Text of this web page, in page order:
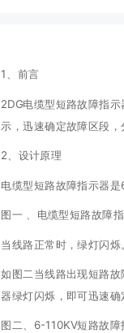
1、前言
2DG电缆型短路故障指
示，迅速确定故障区段
2、设计原理
电缆型短路故障指示器
图一 、电缆型短路故障
当线路正常时，绿灯闪烁
如图二当线路出现短路
器绿灯闪烁，即可迅速
图二、6-110KV短路故障